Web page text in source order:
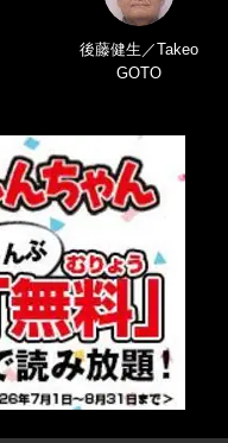
後藤健生／Takeo
GOTO